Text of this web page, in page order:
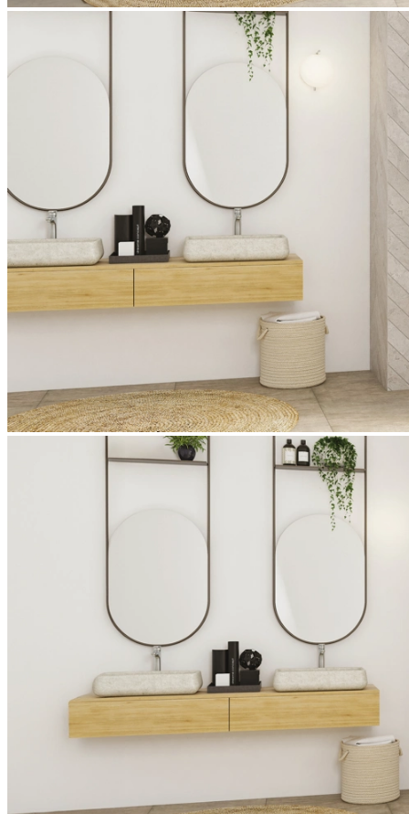
Bei Smart Design P ist der Name Programm: gehärtetes Glas
wahlweise mit Dekorglas Cosmos, schlanke Griffe, viele
hochwertige Produktdetails und selbstredend optimaler Spritzschutz.
Ausführungen, Farben, Material, Merkmale